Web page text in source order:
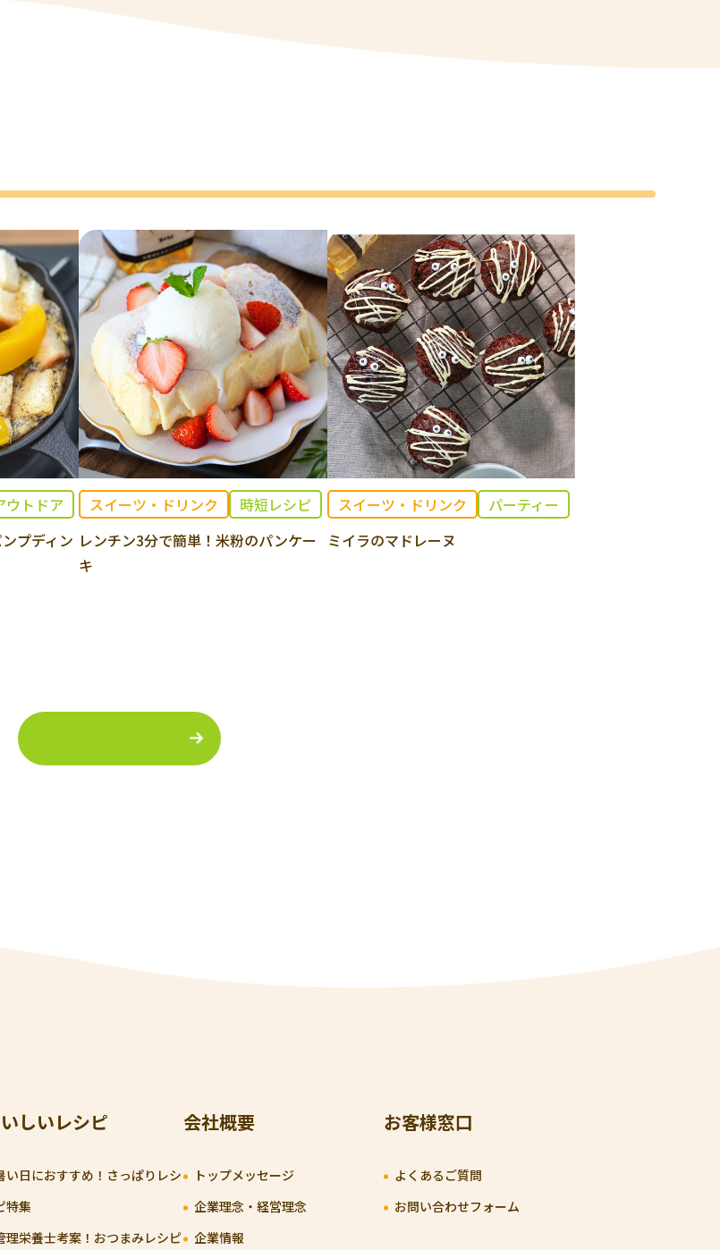
ウトドア
プディン
スイーツ・ドリンク
時短レシピ
レンチン3分で簡単！米粉のパンケー
キ
スイーツ・ドリンク
パーティー
ミイラのマドレーヌ
しいレシピ
い日におすすめ！さっぱりレシ
特集
理栄養士考案！おつまみレシピ
会社概要
トップメッセージ
企業理念・経営理念
企業情報
お客様窓口
よくあるご質問
お問い合わせフォーム